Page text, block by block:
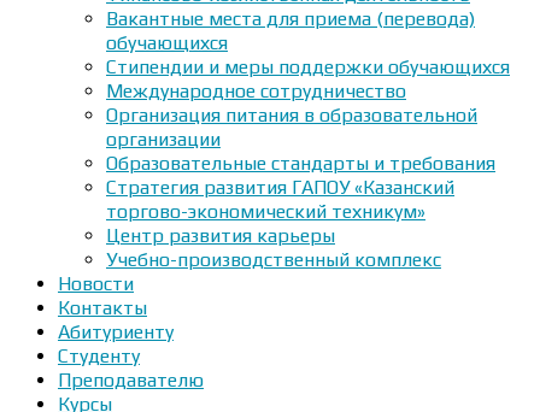
Вакантные места для приема (перевода)
обучающихся
Стипендии и меры поддержки обучающихся
Международное сотрудничество
Организация питания в образовательной
организации
Образовательные стандарты и требования
Стратегия развития ГАПОУ «Казанский
торгово-экономический техникум»
Центр развития карьеры
Учебно-производственный комплекс
Новости
Контакты
Абитуриенту
Студенту
Преподавателю
Курсы